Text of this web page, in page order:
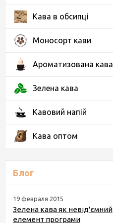
Кава в обсипці
Моносорт кави
Ароматизована кава
Зелена кава
Кавовий напій
Кава оптом
Блог
19 февраля 2015
Зелена кава як невід'ємний
елемент програми